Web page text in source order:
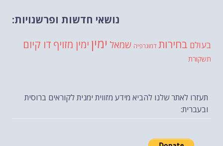
נושאי חדשות ופרשנויות:
בעולם בחירות דמוגרפיה שמאל ימין ימין מזויף דו קיום
תשקורת
תעזרו לאתר שלנו להביא מידע מזווית ימנית לקוראים ברוסית
ובעברית: